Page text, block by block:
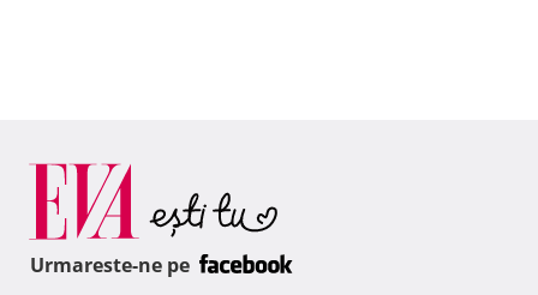
Urmareste-ne pe